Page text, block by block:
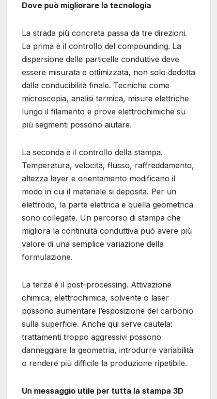
Dove può migliorare la tecnologia
La strada più concreta passa da tre direzioni.
La prima è il controllo del compounding. La
dispersione delle particelle conduttive deve
essere misurata e ottimizzata, non solo dedotta
dalla conducibilità finale. Tecniche come
microscopia, analisi termica, misure elettriche
lungo il filamento e prove elettrochimiche su
più segmenti possono aiutare.
La seconda è il controllo della stampa.
Temperatura, velocità, flusso, raffreddamento,
altezza layer e orientamento modificano il
modo in cui il materiale si deposita. Per un
elettrodo, la parte elettrica e quella geometrica
sono collegate. Un percorso di stampa che
migliora la continuità conduttiva può avere più
valore di una semplice variazione della
formulazione.
La terza è il post-processing. Attivazione
chimica, elettrochimica, solvente o laser
possono aumentare l’esposizione del carbonio
sulla superficie. Anche qui serve cautela:
trattamenti troppo aggressivi possono
danneggiare la geometria, introdurre variabilità
o rendere più difficile la produzione ripetibile.
Un messaggio utile per tutta la stampa 3D